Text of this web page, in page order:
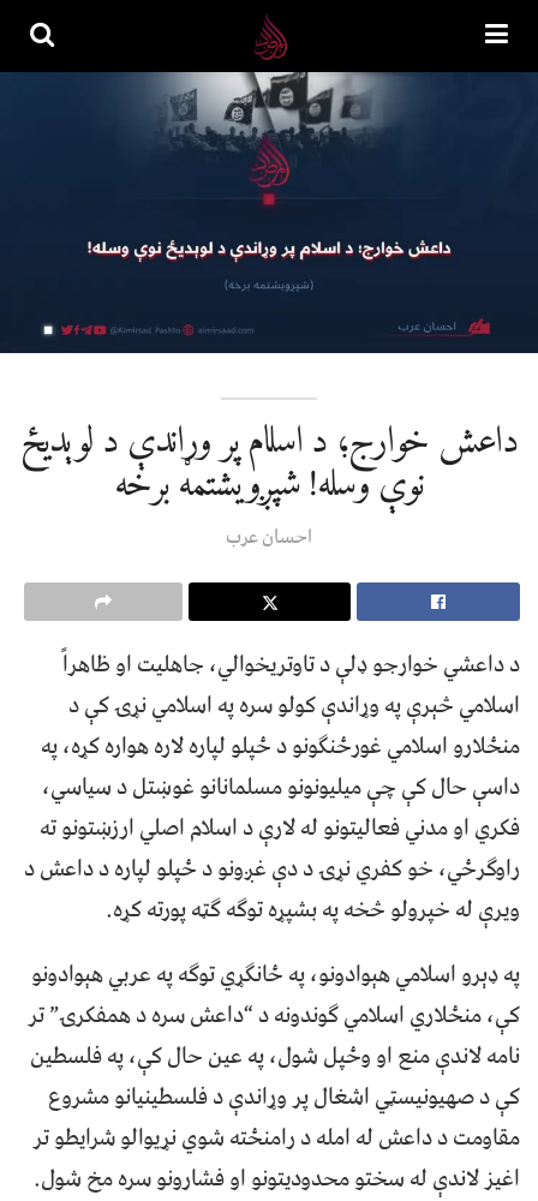
داعش خوارج؛ د اسلام پر وړاندې د لوېدیځ
نوې وسله! شپږویشتمه برخه
احسان عرب
د داعشي خوارجو ډلې د تاوتریخوالي، جاهلیت او ظاهراً
اسلامي څېرې په وړاندې کولو سره په اسلامي نړۍ کې د
منځلارو اسلامي غورځنګونو د ځپلو لپاره لاره هواره کړه، په
داسې حال کې چې میلیونونو مسلمانانو غوښتل د سیاسي،
فکري او مدني فعالیتونو له لارې د اسلام اصلي ارزښتونو ته
راوګرځي، خو کفري نړۍ د دې غږونو د ځپلو لپاره د داعش د
ویرې له خپرولو څخه په بشپړه توګه ګټه پورته کړه.
په ډېرو اسلامي هېوادونو، په ځانګړي توګه په عربي هېوادونو
کې، منځلاري اسلامي ګوندونه د “داعش سره د همفکرۍ” تر
نامه لاندې منع او وځپل شول، په عین حال کې، په فلسطین
کې د صهیونیسټي اشغال پر وړاندې د فلسطینیانو مشروع
مقاومت د داعش له امله د رامنځته شوي نړیوالو شرایطو تر
اغیز لاندې له سختو محدودیتونو او فشارونو سره مخ شول.